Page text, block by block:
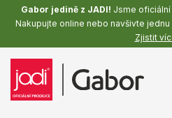
Gabor jedině z JADI! Jsme oficiální
Nakupujte online nebo navšivte
Zjistit